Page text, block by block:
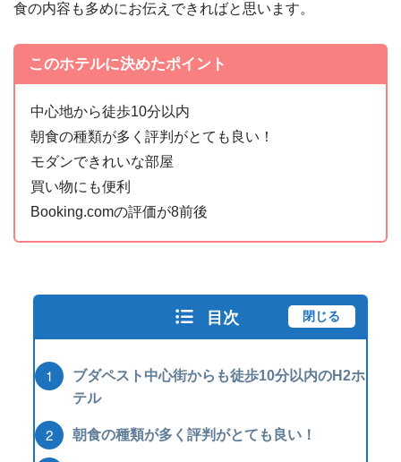
食の内容も多めにお伝えできればと思います。
このホテルに決めたポイント
中心地から徒歩10分以内
朝食の種類が多く評判がとても良い！
モダンできれいな部屋
買い物にも便利
Booking.comの評価が8前後
目次 閉じる
ブダペスト中心街からも徒歩10分以内のH2ホ
テル
朝食の種類が多く評判がとても良い！